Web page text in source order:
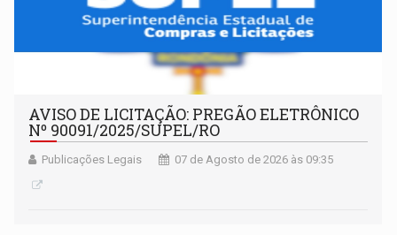
AVISO DE LICITAÇÃO: PREGÃO ELETRÔNICO
Nº 90091/2025/SUPEL/RO
Publicações Legais 07 de Agosto de 2026 às 09:35